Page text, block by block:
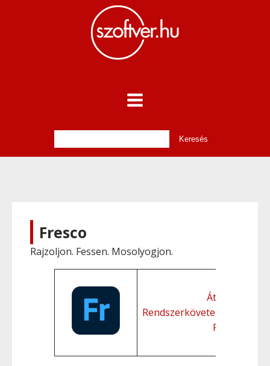
Fresco
Rajzoljon. Fessen. Mosolyogjon.
Áttekintés
Rendszerkövetelmények
Funkciók